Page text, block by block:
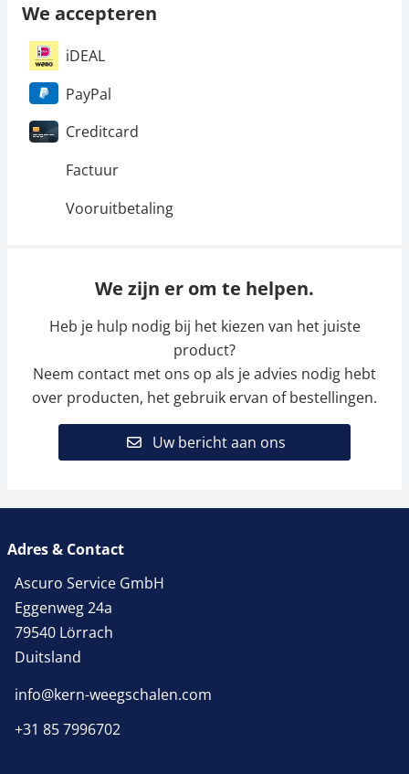
We accepteren
iDEAL
PayPal
Creditcard
Factuur
Vooruitbetaling
We zijn er om te helpen.
Heb je hulp nodig bij het kiezen van het juiste
product?
Neem contact met ons op als je advies nodig hebt
over producten, het gebruik ervan of bestellingen.
Uw bericht aan ons
Adres & Contact
Ascuro Service GmbH
Eggenweg 24a
79540 Lörrach
Duitsland
info@kern-weegschalen.com
+31 85 7996702